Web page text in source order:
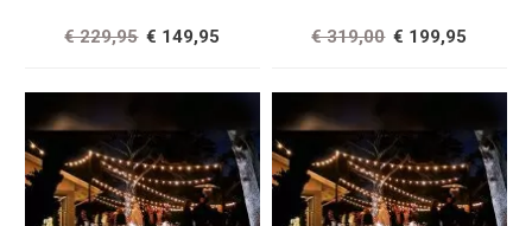
€ 149,95
€ 229,95 € 199,95
€ 319,00